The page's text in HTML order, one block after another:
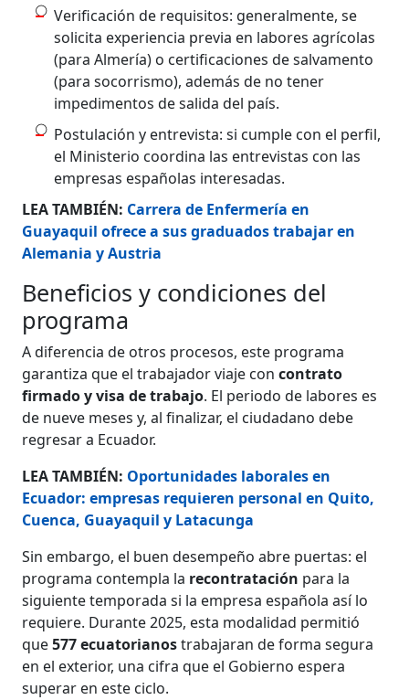
Verificación de requisitos: generalmente, se
solicita experiencia previa en labores agrícolas
(para Almería) o certificaciones de salvamento
(para socorrismo), además de no tener
impedimentos de salida del país.
Postulación y entrevista: si cumple con el perfil,
el Ministerio coordina las entrevistas con las
empresas españolas interesadas.
LEA TAMBIÉN: Carrera de Enfermería en
Guayaquil ofrece a sus graduados trabajar en
Alemania y Austria
Beneficios y condiciones del
programa
A diferencia de otros procesos, este programa
garantiza que el trabajador viaje concontrato
firmado y visa de trabajo. El periodo de labores es
de nueve meses y, al finalizar, el ciudadano debe
regresar a Ecuador.
LEA TAMBIÉN: Oportunidades laborales en
Ecuador: empresas requieren personal en Quito,
Cuenca, Guayaquil y Latacunga
Sin embargo, el buen desempeño abre puertas: el
programa contempla la recontratación para la
siguiente temporada si la empresa española así lo
requiere. Durante 2025, esta modalidad permitió
que577 ecuatorianostrabajaran de forma segura
en el exterior, una cifra que el Gobierno espera
superar en este ciclo.